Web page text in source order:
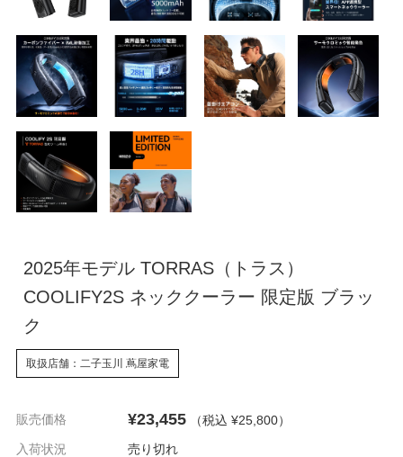
2025年モデル TORRAS（トラス）
COOLIFY2S ネッククーラー 限定版 ブラッ
ク
取扱店舗：二子玉川 蔦屋家電
販売価格 ¥23,455 （税込 ¥25,800）
入荷状況
売り切れ